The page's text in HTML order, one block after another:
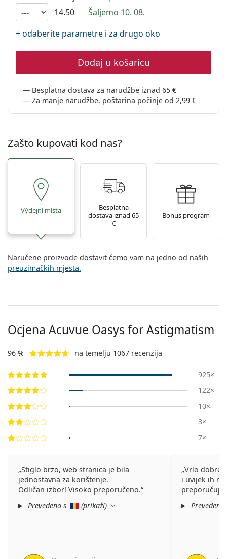
Persol
14.50
Šaljemo 10. 08.
+ odaberite parametre i za drugo oko
Dodaj u košaricu
Besplatna dostava za narudžbe iznad 65 €
Za manje narudžbe, poštarina počinje od 2,99 €
Zašto kupovati kod nas?
Výdejní místa
Besplatna
dostava iznad 65
€
Bonus program
Naručene proizvode dostavit ćemo vam na jedno od naših
preuzimačkih mjesta.
Ocjena Acuvue Oasys for Astigmatism
96 % na temelju 1067 recenzija
925×
122×
10×
3×
7×
Stiglo brzo, web stranica je bila
jednostavna za korištenje.
Odličan izbor! Visoko preporučeno.
Prevedeno s
(prikaži)
Vrlo dobre,
i uvijek ih